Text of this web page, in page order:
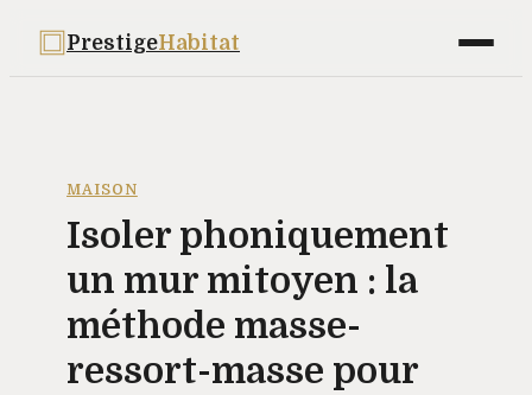
PrestigeHabitat
Déco
Bricolage
Jardinage
Immobilier
MAISON
Isoler phoniquement
un mur mitoyen : la
méthode masse-
ressort-masse pour